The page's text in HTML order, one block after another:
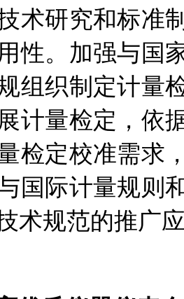
术研究和标准
性。加强与国
组织制定计量
计量检定，依
检定校准需求
国际计量规则
术规范的推广